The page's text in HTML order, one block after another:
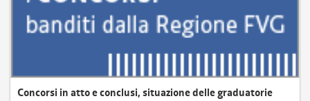
Concorsi in atto e conclusi, situazione delle graduatorie